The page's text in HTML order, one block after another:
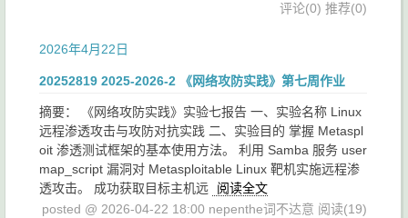
评论(0) 推荐(0)
2026年4月22日
20252819 2025-2026-2 《网络攻防实践》第七周作业
摘要： 《网络攻防实践》实验七报告 一、实验名称 Linux
远程渗透攻击与攻防对抗实践 二、实验目的 掌握 Metaspl
oit 渗透测试框架的基本使用方法。 利用 Samba 服务 user
map_script 漏洞对 Metasploitable Linux 靶机实施远程渗
透攻击。 成功获取目标主机远
阅读全文
posted @ 2026-04-22 18:00 nepenthe词不达意 阅读(19)